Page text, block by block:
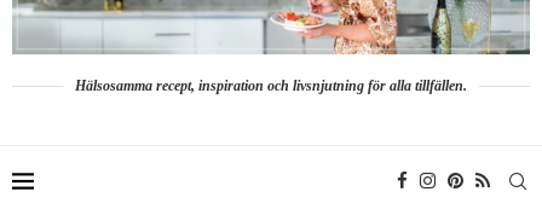
Hälsosamma recept, inspiration och livsnjutning för alla tillfällen.